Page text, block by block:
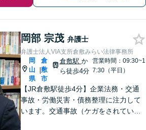
岡部 宗茂 弁護士
弁護士法人VIA支所倉敷みらい法律事務所
岡
山
県
|
倉
敷
市
倉敷駅 か
ら徒歩4分
営業時間：09:30~1
7:30（平日）
【JR倉敷駅徒歩4分】企業法務・交通
事故・労働災害・債務整理に注力して
います。交通事故（ケガをされている